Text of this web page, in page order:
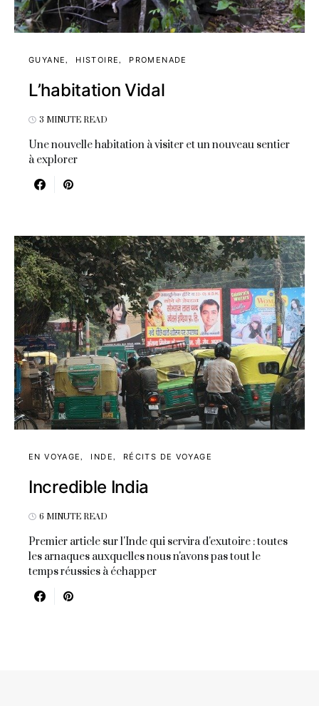
GUYANE HISTOIRE PROMENADE
L’habitation Vidal
3 MINUTE READ
Une nouvelle habitation à visiter et un nouveau sentier
à explorer
EN VOYAGE INDE RÉCITS DE VOYAGE
Incredible India
6 MINUTE READ
Premier article sur l'Inde qui servira d'exutoire : toutes
les arnaques auxquelles nous n'avons pas tout le
temps réussies à échapper